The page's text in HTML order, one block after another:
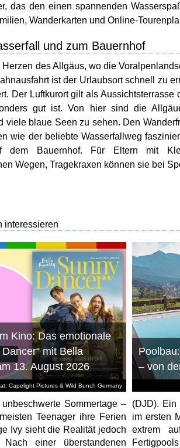
das den einen spannenden
Wanderkarten und Online-
und zum Bauernhof
des Allgäus, wo die
ist der Urlaubsort schnell zu
Der Luftkurort gilt als
gut ist. Von hier sind die
viele blaue Seen zu sehen. Den
wie der beliebte Wasserfallweg
dem Bauernhof. Für Eltern mit
Wegen, Tragekraxen können sie bei
interessieren
Capelight Pictures & Wild Bunch Germany
Kino: Das emotionale
mit Bella
13. August 2026
Sommertage –
Teenager ihre Ferien
Ivy sieht die Realität jedoch
einer überstandenen
– von
(DJD).
im ersten
extrem